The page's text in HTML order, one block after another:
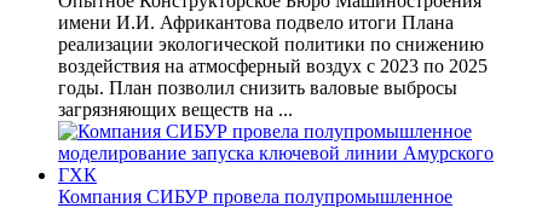
имени И.И. Африкантова подвело итоги Плана
реализации экологической политики по снижению
воздействия на атмосферный воздух с 2023 по 2025
годы. План позволил снизить валовые выбросы
загрязняющих веществ на ...
Компания СИБУР провела полупромышленное